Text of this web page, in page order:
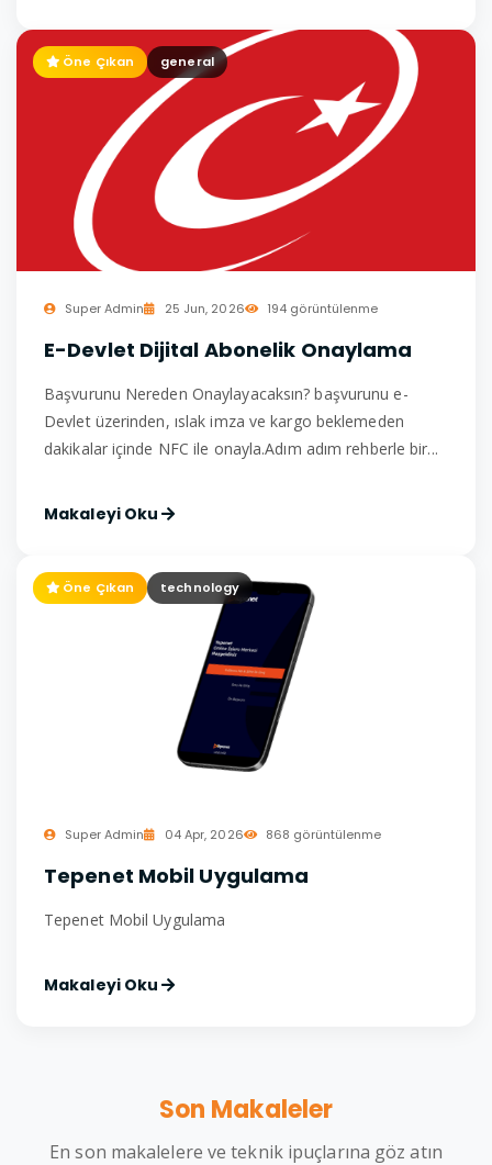
Öne Çıkan general
Super Admin 25 Jun, 2026 194 görüntülenme
E-Devlet Dijital Abonelik Onaylama
Başvurunu Nereden Onaylayacaksın? başvurunu e-
Devlet üzerinden, ıslak imza ve kargo beklemeden
dakikalar içinde NFC ile onayla.Adım adım rehberle bir...
Makaleyi Oku
Öne Çıkan technology
Super Admin 04 Apr, 2026 868 görüntülenme
Tepenet Mobil Uygulama
Tepenet Mobil Uygulama
Makaleyi Oku
Son Makaleler
En son makalelere ve teknik ipuçlarına göz atın